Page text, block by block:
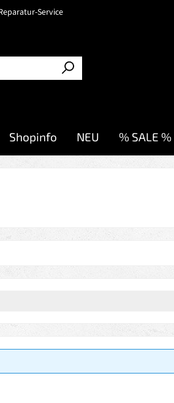
Service
Shopinfo NEU % SALE %